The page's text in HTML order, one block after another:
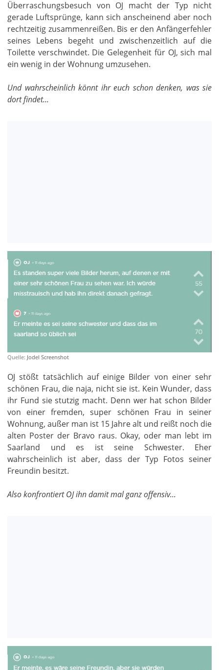
Überraschungsbesuch von OJ macht der Typ nicht
gerade Luftsprünge, kann sich anscheinend aber noch
rechtzeitig zusammenreißen. Bis er den Anfängerfehler
seines Lebens begeht und zwischenzeitlich auf die
Toilette verschwindet. Die Gelegenheit für OJ, sich mal
ein wenig in der Wohnung umzusehen.
Und wahrscheinlich könnt ihr euch schon denken, was sie
dort findet...
Quelle: Jodel Screenshot
OJ stößt tatsächlich auf einige Bilder von einer sehr
schönen Frau, die naja, nicht sie ist. Kein Wunder, dass
ihr Fund sie stutzig macht. Denn wer hat schon Bilder
von einer fremden, super schönen Frau in seiner
Wohnung, außer man ist 15 Jahre alt und reißt noch die
alten Poster der Bravo raus. Okay, oder man lebt im
Saarland und es ist seine Schwester. Eher
wahrscheinlich ist aber, dass der Typ Fotos seiner
Freundin besitzt.
Also konfrontiert OJ ihn damit mal ganz offensiv...